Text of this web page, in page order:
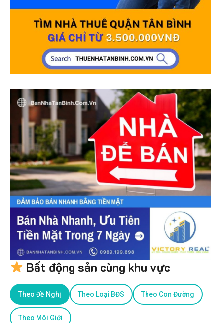
Bất động sản cùng khu vực
Theo Đề Nghị Theo Loại BĐS Theo Con Đường
Theo Môi Giới